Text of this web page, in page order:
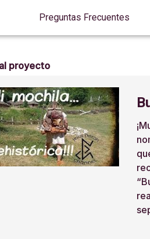
Preguntas Frecuentes
proyecto